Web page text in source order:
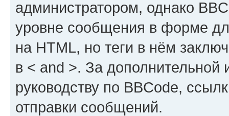
администратором, однако
уровне сообщения в форме
на HTML, но теги в нём
в < and >. За
руководству по BBCode,
отправки сообщений.